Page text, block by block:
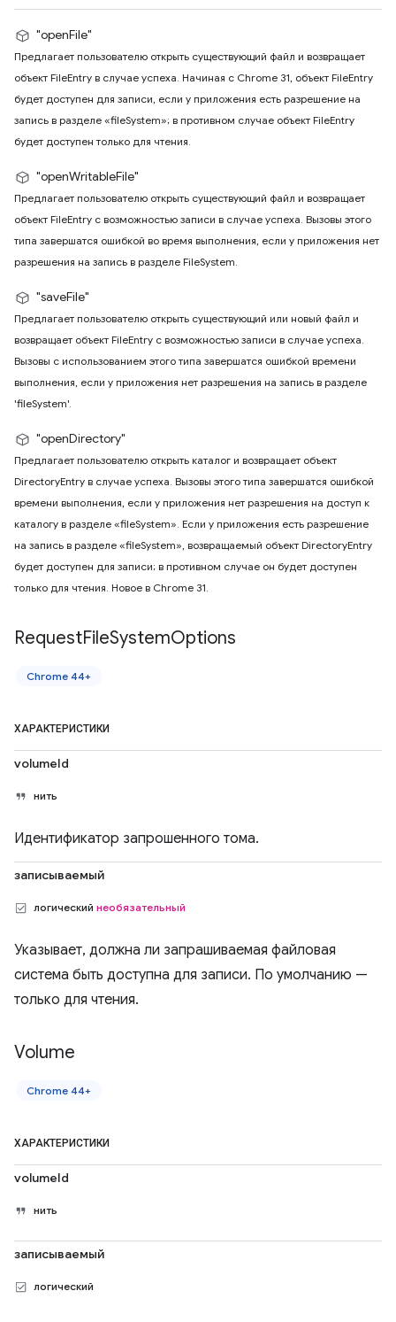
"openFile"
Предлагает пользователю открыть существующий файл и возвращает
объект FileEntry в случае успеха. Начиная с Chrome 31, объект FileEntry
будет доступен для записи, если у приложения есть разрешение на
запись в разделе «fileSystem»; в противном случае объект FileEntry
будет доступен только для чтения.
"openWritableFile"
Предлагает пользователю открыть существующий файл и возвращает
объект FileEntry с возможностью записи в случае успеха. Вызовы этого
типа завершатся ошибкой во время выполнения, если у приложения нет
разрешения на запись в разделе FileSystem.
"saveFile"
Предлагает пользователю открыть существующий или новый файл и
возвращает объект FileEntry с возможностью записи в случае успеха.
Вызовы с использованием этого типа завершатся ошибкой времени
выполнения, если у приложения нет разрешения на запись в разделе
'fileSystem'.
"openDirectory"
Предлагает пользователю открыть каталог и возвращает объект
DirectoryEntry в случае успеха. Вызовы этого типа завершатся ошибкой
времени выполнения, если у приложения нет разрешения на доступ к
каталогу в разделе «fileSystem». Если у приложения есть разрешение
на запись в разделе «fileSystem», возвращаемый объект DirectoryEntry
будет доступен для записи; в противном случае он будет доступен
только для чтения. Новое в Chrome 31.
RequestFileSystemOptions
Chrome 44+
ХАРАКТЕРИСТИКИ
volumeId
нить
Идентификатор запрошенного тома.
записываемый
логический необязательный
Указывает, должна ли запрашиваемая файловая
система быть доступна для записи. По умолчанию —
только для чтения.
Volume
Chrome 44+
ХАРАКТЕРИСТИКИ
volumeId
нить
записываемый
логический